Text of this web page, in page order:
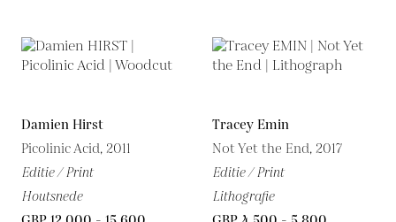
Damien Hirst
Picolinic Acid, 2011
Editie / Print
Houtsnede
Tracey Emin
Not Yet the End, 2017
Editie / Print
Lithografie